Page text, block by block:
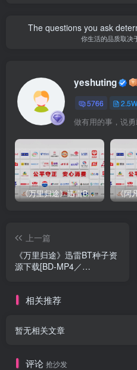
The questions you ask
你生活的品质取决
yeshuting
5766
做有用的事，说
《万里归途》迅雷BT完整下载[mp3／3.14GB／2.15GB
上一篇
《万里归途》迅雷BT种子资
源下载[BD-MP4／
相关推荐
暂无相关文章
评论 抢沙发